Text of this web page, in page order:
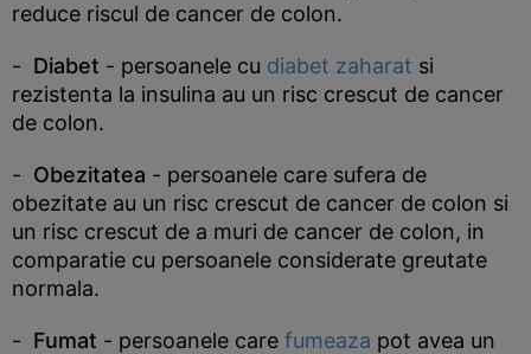
reduce riscul de cancer de colon.
- Diabet - persoanele cu diabet zaharat si
rezistenta la insulina au un risc crescut de cancer
de colon.
- Obezitatea - persoanele care sufera de
obezitate au un risc crescut de cancer de colon si
un risc crescut de a muri de cancer de colon, in
comparatie cu persoanele considerate greutate
normala.
- Fumat - persoanele care fumeaza pot avea un